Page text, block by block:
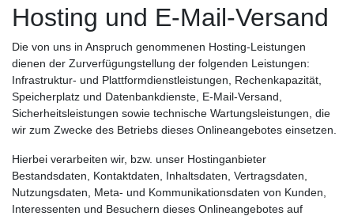
Hosting und E-Mail-Versand
Die von uns in Anspruch genommenen Hosting-Leistungen
dienen der Zurverfügungstellung der folgenden Leistungen:
Infrastruktur- und Plattformdienstleistungen, Rechenkapazität,
Speicherplatz und Datenbankdienste, E-Mail-Versand,
Sicherheitsleistungen sowie technische Wartungsleistungen, die
wir zum Zwecke des Betriebs dieses Onlineangebotes einsetzen.
Hierbei verarbeiten wir, bzw. unser Hostinganbieter
Bestandsdaten, Kontaktdaten, Inhaltsdaten, Vertragsdaten,
Nutzungsdaten, Meta- und Kommunikationsdaten von Kunden,
Interessenten und Besuchern dieses Onlineangebotes auf